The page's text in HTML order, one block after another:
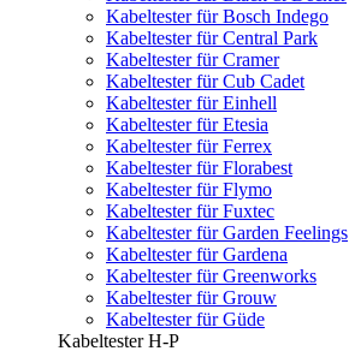
Kabeltester für Bosch Indego
Kabeltester für Central Park
Kabeltester für Cramer
Kabeltester für Cub Cadet
Kabeltester für Einhell
Kabeltester für Etesia
Kabeltester für Ferrex
Kabeltester für Florabest
Kabeltester für Flymo
Kabeltester für Fuxtec
Kabeltester für Garden Feelings
Kabeltester für Gardena
Kabeltester für Greenworks
Kabeltester für Grouw
Kabeltester für Güde
Kabeltester H-P